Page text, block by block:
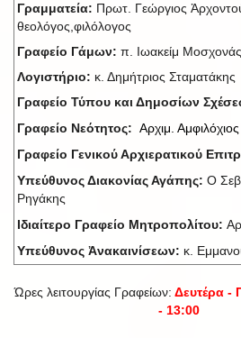
Γραμματεία: Πρωτ. Γεώργιος
θεολόγος,φιλόλογος
Γραφείο Γάμων: π. Ιωακείμ Μοσχονάς
Λογιστήριο: κ. Δημήτριος Σταματάκης
Γραφείο Τύπου και Δημοσίων
Γραφείο Νεότητος: Αρχιμ.
Γραφείο Γενικού Αρχιερατικού
Υπεύθυνος Διακονίας Αγάπης: Ο
Ρηγάκης
Ιδιαίτερο Γραφείο Μητροπολίτου:
Υπεύθυνος Ἀνακαινίσεων: κ.
Ώρες λειτουργίας Γραφείων: Δευτέρα -
- 13:00